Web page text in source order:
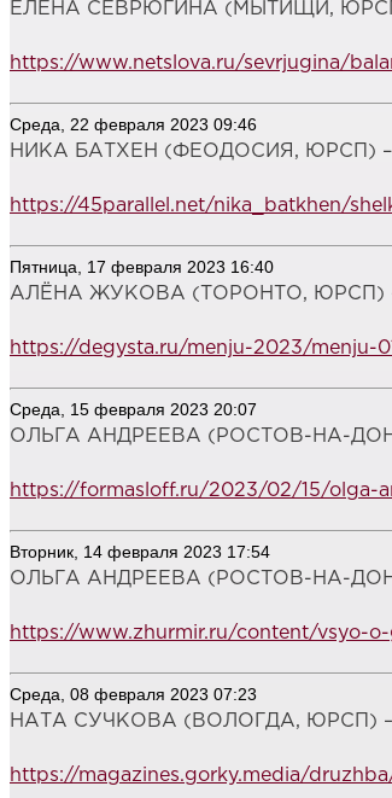
ЕЛЕНА СЕВРЮГИНА (МЫТИЩИ,
https://www.netslova.ru/sevrjugina/
Среда, 22 февраля 2023 09:46
НИКА БАТХЕН (ФЕОДОСИЯ, ЮРСП)
https://45parallel.net/nika_batkhen/
Пятница, 17 февраля 2023 16:40
АЛЁНА ЖУКОВА (ТОРОНТО, ЮРСП)
https://degysta.ru/menju-2023/menju-
Среда, 15 февраля 2023 20:07
ОЛЬГА АНДРЕЕВА (РОСТОВ-НА-
https://formasloff.ru/2023/02/15/olga-
Вторник, 14 февраля 2023 17:54
ОЛЬГА АНДРЕЕВА (РОСТОВ-НА-
https://www.zhurmir.ru/content/vsyo-o-
Среда, 08 февраля 2023 07:23
НАТА СУЧКОВА (ВОЛОГДА, ЮРСП)
https://magazines.gorky.media/